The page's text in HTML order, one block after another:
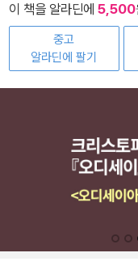
이 책을 알라딘에 5,500
중고
알라딘에 팔기